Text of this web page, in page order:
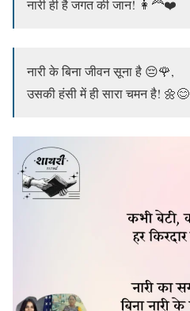
नारी ही है जगत की जान! 👩‍🦰❤️
नारी के बिना जीवन सूना है 😔🌹,
उसकी हंसी में ही सारा चमन है! 🌼😊